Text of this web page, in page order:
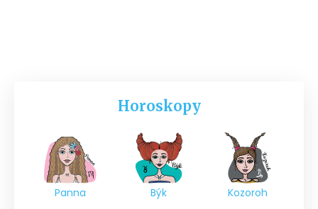
Horoskopy
Panna Býk Kozoroh